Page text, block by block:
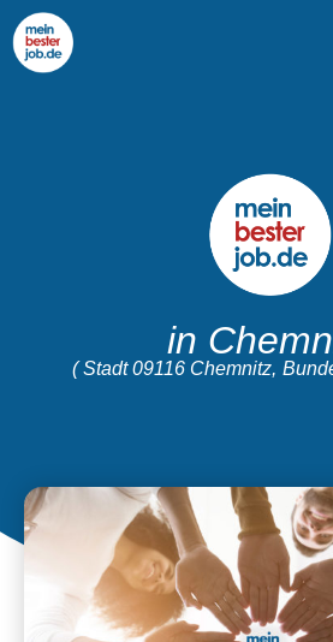
in
( Stadt 09116 Chemnitz,